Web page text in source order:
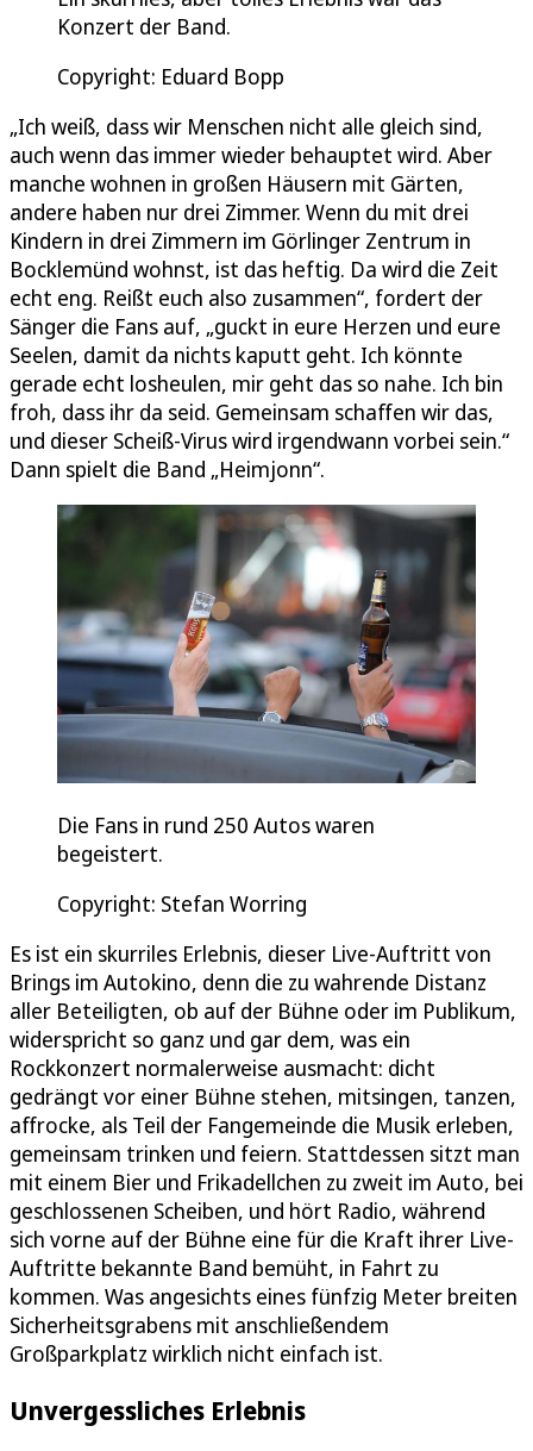
Konzert der Band.
Copyright: Eduard Bopp
„Ich weiß, dass wir Menschen nicht alle gleich sind,
auch wenn das immer wieder behauptet wird. Aber
manche wohnen in großen Häusern mit Gärten,
andere haben nur drei Zimmer. Wenn du mit drei
Kindern in drei Zimmern im Görlinger Zentrum in
Bocklemünd wohnst, ist das heftig. Da wird die Zeit
echt eng. Reißt euch also zusammen“, fordert der
Sänger die Fans auf, „guckt in eure Herzen und eure
Seelen, damit da nichts kaputt geht. Ich könnte
gerade echt losheulen, mir geht das so nahe. Ich bin
froh, dass ihr da seid. Gemeinsam schaffen wir das,
und dieser Scheiß-Virus wird irgendwann vorbei sein.“
Dann spielt die Band „Heimjonn“.
Die Fans in rund 250 Autos waren
begeistert.
Copyright: Stefan Worring
Es ist ein skurriles Erlebnis, dieser Live-Auftritt von
Brings im Autokino, denn die zu wahrende Distanz
aller Beteiligten, ob auf der Bühne oder im Publikum,
widerspricht so ganz und gar dem, was ein
Rockkonzert normalerweise ausmacht: dicht
gedrängt vor einer Bühne stehen, mitsingen, tanzen,
affrocke, als Teil der Fangemeinde die Musik erleben,
gemeinsam trinken und feiern. Stattdessen sitzt man
mit einem Bier und Frikadellchen zu zweit im Auto, bei
geschlossenen Scheiben, und hört Radio, während
sich vorne auf der Bühne eine für die Kraft ihrer Live-
Auftritte bekannte Band bemüht, in Fahrt zu
kommen. Was angesichts eines fünfzig Meter breiten
Sicherheitsgrabens mit anschließendem
Großparkplatz wirklich nicht einfach ist.
Unvergessliches Erlebnis